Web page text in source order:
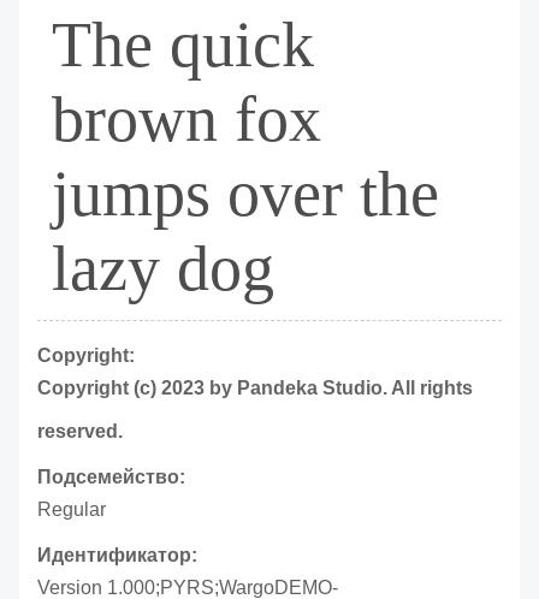
The quick
brown fox
jumps over the
lazy dog
Copyright:
Copyright (c) 2023 by Pandeka Studio. All rights
reserved.
Подсемейство:
Regular
Идентификатор:
Version 1.000;PYRS;WargoDEMO-